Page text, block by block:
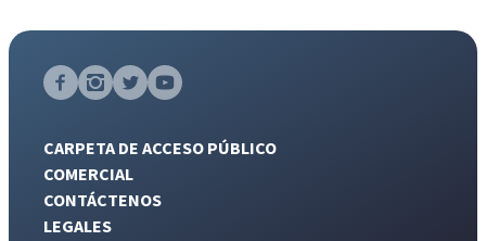
CARPETA DE ACCESO PÚBLICO
COMERCIAL
CONTÁCTENOS
LEGALES